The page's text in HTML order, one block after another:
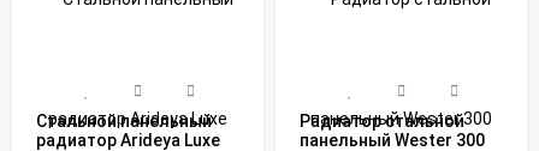
Стальной панельный
радиатор Arideya Luxe
Радиатор стальной
панельный Wester 300